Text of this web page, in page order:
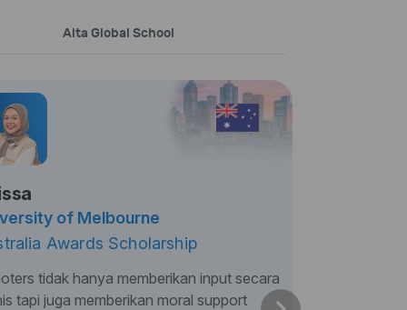
Alta Global School
of Melbourne
Awards Scholarship
tidak hanya memberikan input secara
tapi juga memberikan moral support